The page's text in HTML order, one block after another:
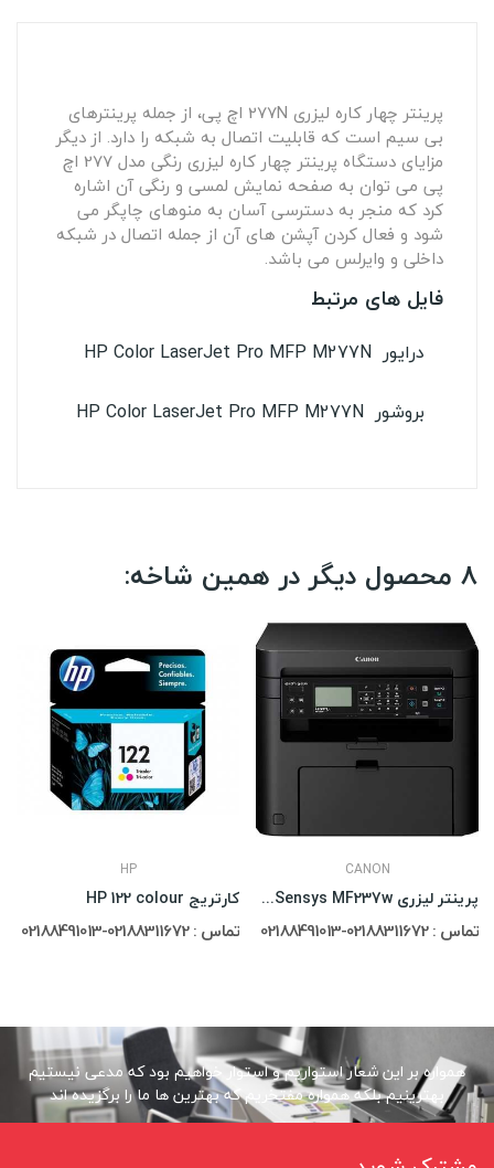
پرینتر چهار کاره لیزری
277N اچ پی، از جمله پرینترهای
بی سیم است که قابلیت اتصال به شبکه را دارد. از دیگر
مزایای دستگاه پرینتر چهار کاره لیزری رنگی مدل 277 اچ
پی می توان به صفحه نمایش لمسی و رنگی آن اشاره
کرد که منجر به دسترسی آسان به منوهای چاپگر می
شود و فعال کردن آپشن های آن از جمله اتصال در شبکه
داخلی و وایرلس می باشد.
فایل های مرتبط
درایور HP Color LaserJet Pro MFP M277N
بروشور HP Color LaserJet Pro MFP M277N
8 محصول دیگر در همین شاخه:
HP
کارتریج HP 122 colour
تماس : 02188311672-02188491013
CANON
پرینتر لیزری Canon i-Sensys MF237w با گوشی...
تماس : 02188311672-02188491013
همواره بر این شعار استواریم و استوار خواهیم بود که مدعی نیستیم
بهترینیم بلکه همواره مفتخریم که بهترین ها ما را برگزیده اند